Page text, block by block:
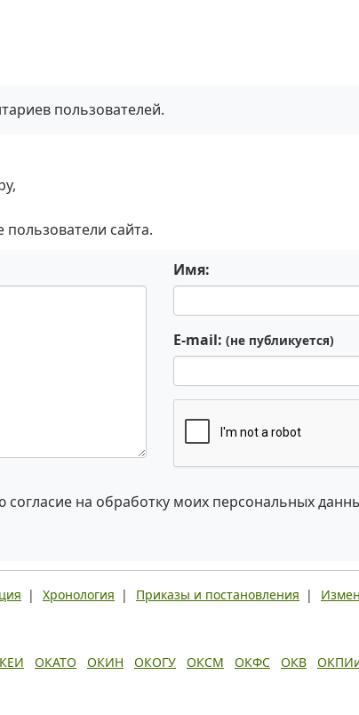
пользователей.
пользователи сайта.
Имя:
E-mail: (не публикуется)
согласие на обработку моих персональных
| Хронология | Приказы и постановления |
ОКАТО ОКИН ОКОГУ ОКСМ ОКФС ОКВ